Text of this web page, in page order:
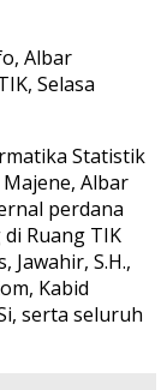
Albar
Selasa
Statistik
Albar
perdana
Ruang TIK
S.H.,
Kabid
serta seluruh